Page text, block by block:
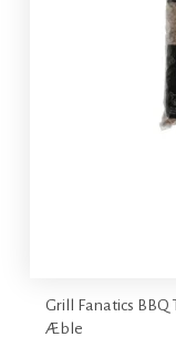
Grill Fanatics
Æble